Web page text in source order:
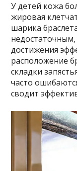
У детей кожа
жировая
шарика
достижения
расположение
складки
часто
сводит